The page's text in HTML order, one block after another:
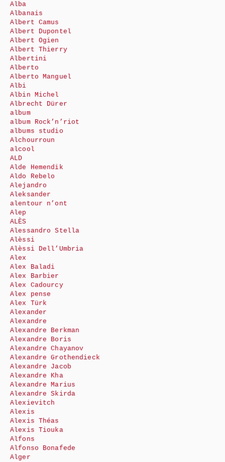
Alba
Albanais
Albert Camus
Albert Dupontel
Albert Ogien
Albert Thierry
Albertini
Alberto
Alberto Manguel
Albi
Albin Michel
Albrecht Dürer
album
album Rock’n’riot
albums studio
Alchourroun
alcool
ALD
Alde Hemendik
Aldo Rebelo
Alejandro
Aleksander
alentour n’ont
Alep
ALÈS
Alessandro Stella
Alèssi
Alèssi Dell’Umbria
Alex
Alex Baladi
Alex Barbier
Alex Cadourcy
Alex pense
Alex Türk
Alexander
Alexandre
Alexandre Berkman
Alexandre Boris
Alexandre Chayanov
Alexandre Grothendieck
Alexandre Jacob
Alexandre Kha
Alexandre Marius
Alexandre Skirda
Alexievitch
Alexis
Alexis Théas
Alexis Tiouka
Alfons
Alfonso Bonafede
Alger